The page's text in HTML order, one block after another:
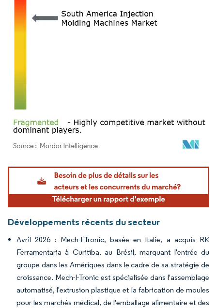
Image © Mordor Intelligence. La réutilisation nécessite une attribution sous CC BY
Développements récents du secteur
Avril 2026 : Mech-I-Tronic, basée en Italie, a acquis RK
Ferramentaria à Curitiba, au Brésil, marquant l'entrée du
groupe dans les Amériques dans le cadre de sa stratégie de
croissance. Mech-I-Tronic est spécialisée dans l'assemblage
automatisé, l'extrusion plastique et la fabrication de moules
pour les marchés médical, de l'emballage alimentaire et des